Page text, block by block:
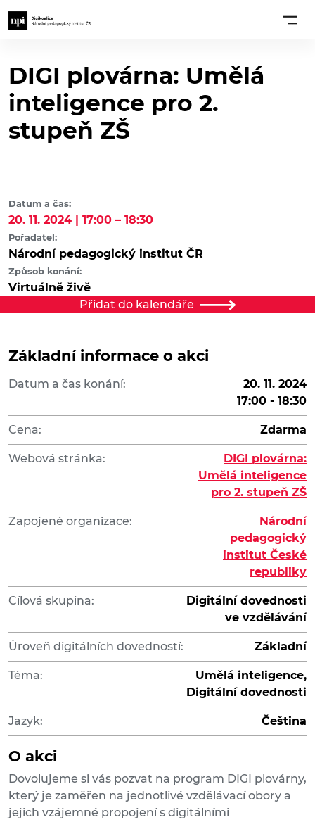
DIGI plovárna: Umělá
inteligence pro 2.
stupeň ZŠ
Datum a čas:
20. 11. 2024 | 17:00 – 18:30
Pořadatel:
Národní pedagogický institut ČR
Způsob konání:
Virtuálně živě
Přidat do kalendáře
Základní informace o akci
Datum a čas konání:
20. 11. 2024
17:00 - 18:30
Cena: Zdarma
Webová stránka:
DIGI plovárna:
Umělá inteligence
pro 2. stupeň ZŠ
Zapojené organizace:
Národní
pedagogický
institut České
republiky
Cílová skupina:
Digitální dovednosti
ve vzdělávání
Úroveň digitálních dovedností: Základní
Téma:
Umělá inteligence,
Digitální dovednosti
Jazyk: Čeština
O akci
Dovolujeme si vás pozvat na program DIGI plovárny,
který je zaměřen na jednotlivé vzdělávací obory a
jejich vzájemné propojení s digitálními